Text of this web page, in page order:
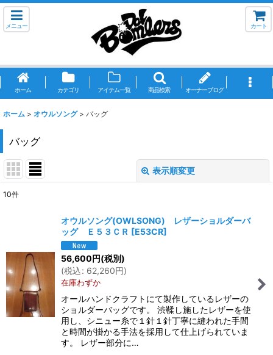
メニュー カート
ホーム カテゴリ アイテム一覧 商品検索 オーナーブログ
ホーム > オウルソング > バッグ
バッグ
表示順変更
絞り込む
10件
オウルソング(OWLSONG) レザーショルダーバ
ッグ Ｅ５３ＣＲ [E53CR]
56,600円(税別)
(税込: 62,260円)
在庫わずか
オールハンドクラフトにて製作しているレザーの
ショルダーバッグです。 渋鞣し施したレザーを使
用し、シニュー糸で１針１針丁寧に縫われた手間
と時間が掛かる手法を採用して仕上げられていま
す。 レザー部分に…